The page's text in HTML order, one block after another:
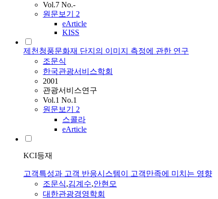
Vol.7 No.-
원문보기 2
eArticle
KISS
제천청풍문화재 단지의 이미지 측정에 관한 연구
조문식
한국관광서비스학회
2001
관광서비스연구
Vol.1 No.1
원문보기 2
스콜라
eArticle
KCI등재
고객특성과 고객 반응시스템이 고객만족에 미치는 영향
조문식,김계수,안현모
대한관광경영학회